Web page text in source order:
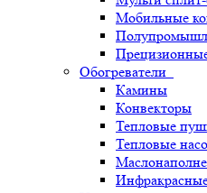
Мобильные
Обогреватели
Камины
Конвекторы
Тепловые
Тепловые